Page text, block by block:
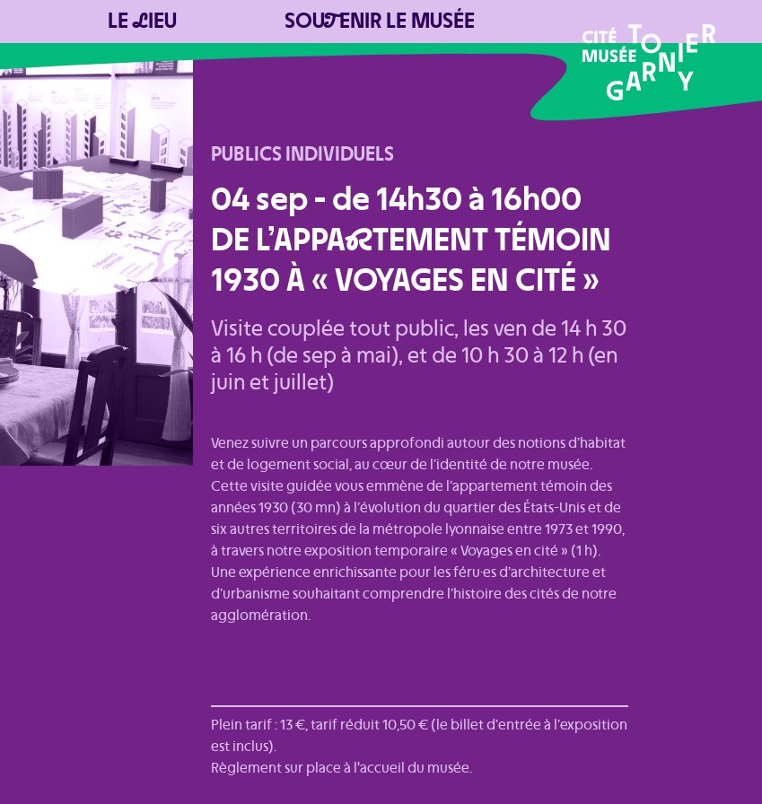
LELIEU SOUTENIR LE MUSÉE
PUBLICS INDIVIDUELS
04 sep - de 14h30 à 16h00
DE L’APPARTEMENT TÉMOIN
1930 À « VOYAGES EN CITÉ »
Visite couplée tout public, les ven de 14 h 30
à 16 h (de sep à mai), et de 10 h 30 à 12 h (en
juin et juillet)
Venez suivre un parcours approfondi autour des notions d’habitat
et de logement social, au cœur de l’identité de notre musée.
Cette visite guidée vous emmène de l’appartement témoin des
années 1930 (30 mn) à l’évolution du quartier des États-Unis et de
six autres territoires de la métropole lyonnaise entre 1973 et 1990,
à travers notre exposition temporaire « Voyages en cité » (1 h).
Une expérience enrichissante pour les féru·es d’architecture et
d’urbanisme souhaitant comprendre l’histoire des cités de notre
agglomération.
Plein tarif : 13 €, tarif réduit 10,50 € (le billet d’entrée à l’exposition
est inclus).
Règlement sur place à l'accueil du musée.